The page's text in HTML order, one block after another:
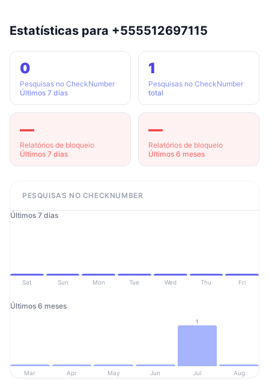
Estatísticas para +555512697115
0
Pesquisas no CheckNumber
Últimos 7 dias
1
Pesquisas no CheckNumber
total
—
Relatórios de bloqueio
Últimos 7 dias
—
Relatórios de bloqueio
Últimos 6 meses
PESQUISAS NO CHECKNUMBER
Últimos 7 dias
Sat Sun Mon Tue Wed Thu Fri
Últimos 6 meses
1
Mar Apr May Jun Jul Aug